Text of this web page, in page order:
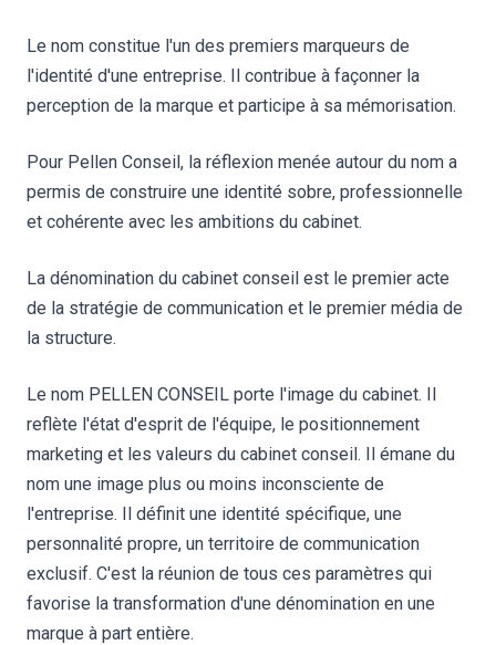
Le nom constitue l'un des premiers marqueurs de
l'identité d'une entreprise. Il contribue à façonner la
perception de la marque et participe à sa mémorisation.
Pour Pellen Conseil, la réflexion menée autour du nom a
permis de construire une identité sobre, professionnelle
et cohérente avec les ambitions du cabinet.
La dénomination du cabinet conseil est le premier acte
de la stratégie de communication et le premier média de
la structure.
Le nom PELLEN CONSEIL porte l'image du cabinet. Il
reflète l'état d'esprit de l'équipe, le positionnement
marketing et les valeurs du cabinet conseil. Il émane du
nom une image plus ou moins inconsciente de
l'entreprise. Il définit une identité spécifique, une
personnalité propre, un territoire de communication
exclusif. C'est la réunion de tous ces paramètres qui
favorise la transformation d'une dénomination en une
marque à part entière.